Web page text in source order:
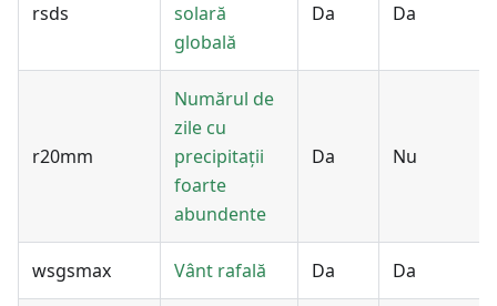
rsds
solară
globală
Da Da
r20mm
Numărul de
zile cu
precipitații
foarte
abundente
Da Nu
wsgsmax Vânt rafală Da Da